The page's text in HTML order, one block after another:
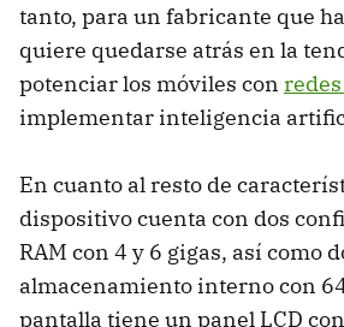
tanto, para un fabricante que
quiere quedarse atrás en la
potenciar los móviles con
implementar inteligencia
En cuanto al resto de
dispositivo cuenta con dos
RAM con 4 y 6 gigas, así como
almacenamiento interno con
pantalla tiene un panel LCD